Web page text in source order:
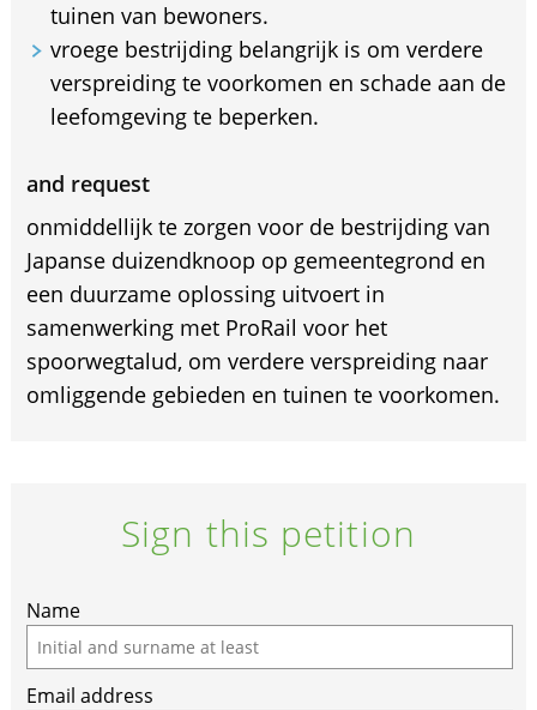
tuinen van bewoners.
vroege bestrijding belangrijk is om verdere
verspreiding te voorkomen en schade aan de
leefomgeving te beperken.
and request
onmiddellijk te zorgen voor de bestrijding van
Japanse duizendknoop op gemeentegrond en
een duurzame oplossing uitvoert in
samenwerking met ProRail voor het
spoorwegtalud, om verdere verspreiding naar
omliggende gebieden en tuinen te voorkomen.
Sign this petition
Name
Email address